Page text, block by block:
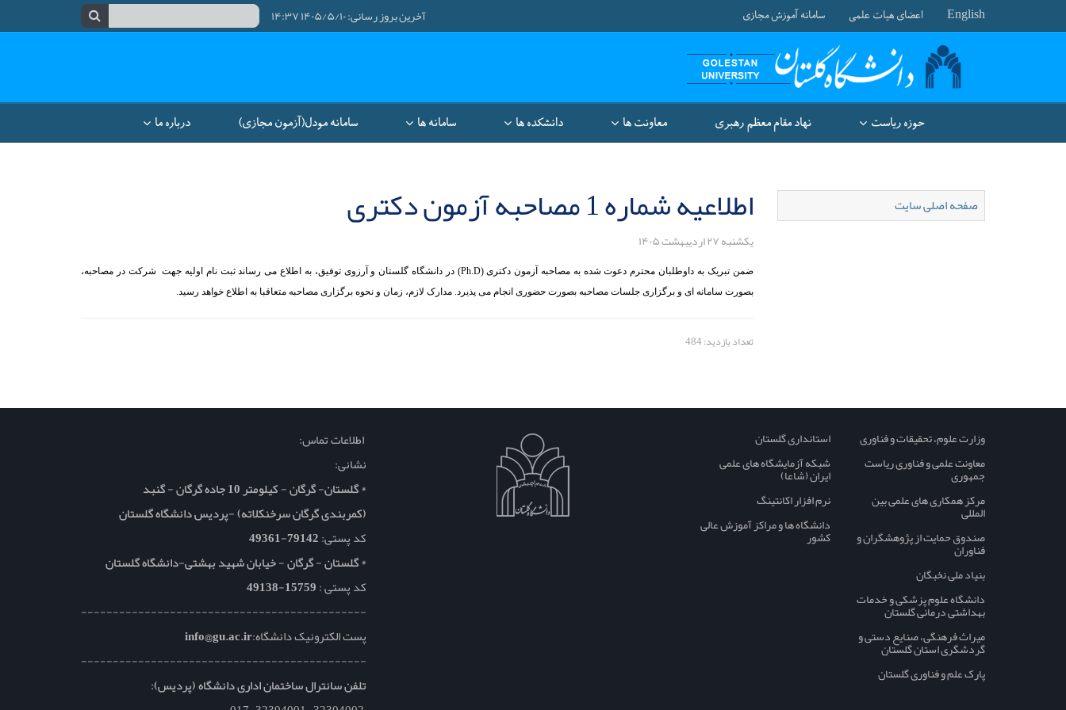
English اعضای هیات علمی سامانه آموزش مجازی آخرین بروز رسانی: ۱۴۰۵/۵/۱۰ ۱۴:۳۷
حوزه ریاست نهاد مقام معظم رهبری معاونت‌ ها دانشکده ها سامانه ها سامانه مودل(آزمون مجازی) درباره ما
صفحه اصلی سایت اطلاعیه شماره 1 مصاحبه آزمون دکتری
یکشنبه ۲۷ اردیبهشت ۱۴۰۵
ضمن تبریک به داوطلبان محترم دعوت شده به مصاحبه آزمون دکتری (Ph.D) در دانشگاه گلستان و آرزوی توفیق، به اطلاع می­ رساند ثبت نام اولیه جهت شرکت در مصاحبه،
بصورت سامانه­­ ای و برگزاری جلسات مصاحبه بصورت حضوری انجام می ­پذیرد. مدارک لازم، زمان و نحوه برگزاری مصاحبه متعاقبا به اطلاع خواهد رسید.
تعداد بازدید: 484
وزارت علوم، تحقیقات و فناوری
معاونت علمی و فناوری ریاست
جمهوری
مرکز همکاری های علمی بین
المللی
صندوق حمایت از پژوهشگران و
فناوران
بنیاد ملی نخبگان
دانشگاه علوم پزشکی و خدمات
بهداشتی درمانی گلستان
میراث فرهنگی، صنایع دستی و
گردشگری استان گلستان
پارک علم و فناوری گلستان
استانداری گلستان
شبکه آزمایشگاه های علمی
ایران (شاعا)
نرم افزار اکانتینگ
دانشگاه ها و مراکز آموزش عالی
کشور
اطلاعات تماس:
نشانی:
* گلستان- گرگان - کیلومتر 10 جاده گرگان - گنبد
(کمربندی گرگان سرخنکلاته) -پردیس دانشگاه گلستان
کد پستی:79142-49361
* گلستان - گرگان - خیابان شهید بهشتی-دانشگاه گلستان
کد پستی :15759-49138
---------------------------------------------
پست الکترونیک دانشگاه:info@gu.ac.ir
---------------------------------------------
تلفن سانترال ساختمان اداری دانشگاه (پردیس):